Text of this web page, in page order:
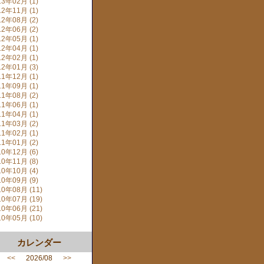
年11月 (1)
年08月 (2)
年06月 (2)
年05月 (1)
年04月 (1)
年02月 (1)
年01月 (3)
年12月 (1)
年09月 (1)
年08月 (2)
年06月 (1)
年04月 (1)
年03月 (2)
年02月 (1)
年01月 (2)
年12月 (6)
年11月 (8)
年10月 (4)
年09月 (9)
年08月 (11)
年07月 (19)
年06月 (21)
年05月 (10)
カレンダー
<<2026/08 >>